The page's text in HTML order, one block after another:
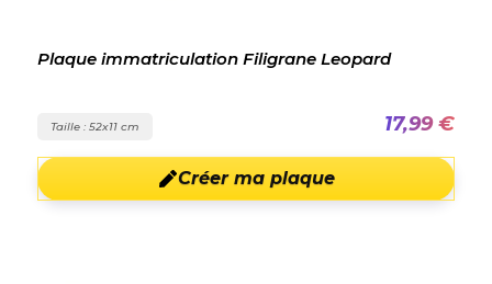
Plaque immatriculation Filigrane Leopard
Taille : 52x11 cm 17,99 €
Créer ma plaque